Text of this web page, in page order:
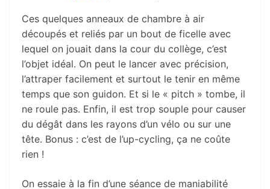
Ces quelques anneaux de chambre à air
découpés et reliés par un bout de ficelle avec
lequel on jouait dans la cour du collège, c’est
l’objet idéal. On peut le lancer avec précision,
l’attraper facilement et surtout le tenir en même
temps que son guidon. Et si le « pitch » tombe, il
ne roule pas. Enfin, il est trop souple pour causer
du dégât dans les rayons d’un vélo ou sur une
tête. Bonus : c’est de l’up-cycling, ça ne coûte
rien !
On essaie à la fin d’une séance de maniabilité